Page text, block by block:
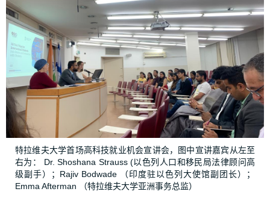
特拉维夫大学首场高科技就业机会宣讲会，图中宣讲嘉宾从左至
右为： Dr. Shoshana Strauss (以色列人口和移民局法律顾问高
级副手）；Rajiv Bodwade （印度驻以色列大使馆副团长）；
Emma Afterman （特拉维夫大学亚洲事务总监）